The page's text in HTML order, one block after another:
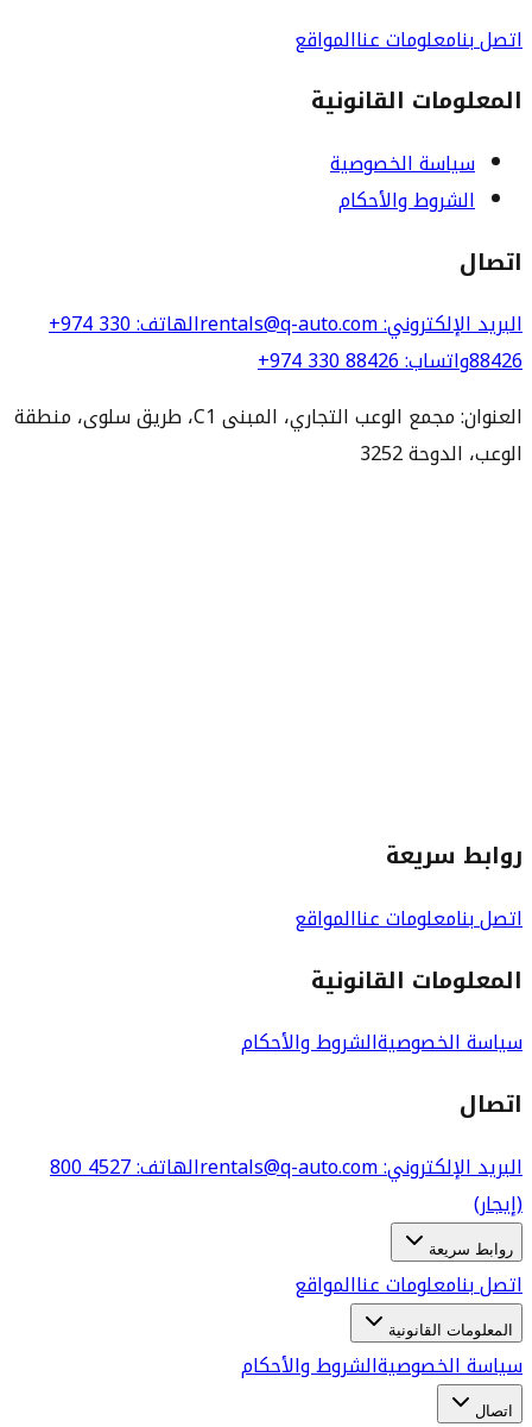
اتصل بنامعلومات عناالمواقع
المعلومات القانونية
سياسة الخصوصية
الشروط والأحكام
اتصال
البريد الإلكتروني: rentals@q-auto.com الهاتف:
+974 330
88426واتساب:
+974 330 88426
العنوان: مجمع الوعب التجاري، المبنى C1، طريق سلوى، منطقة
الوعب، الدوحة 3252
روابط سريعة
اتصل بنامعلومات عناالمواقع
المعلومات القانونية
سياسة الخصوصيةالشروط والأحكام
اتصال
البريد الإلكتروني: rentals@q-auto.com الهاتف:
800 4527
(إيجار)
روابط سريعة
اتصل بنامعلومات عناالمواقع
المعلومات القانونية
سياسة الخصوصيةالشروط والأحكام
اتصال